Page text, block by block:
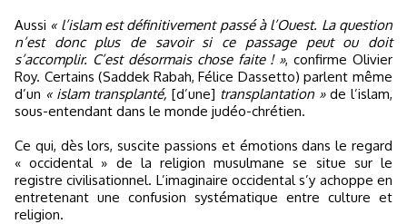
Aussi « l’islam est définitivement passé à l’Ouest. La question
n’est donc plus de savoir si ce passage peut ou doit
s’accomplir. C’est désormais chose faite ! », confirme Olivier
Roy. Certains (Saddek Rabah, Félice Dassetto) parlent même
d’un « islam transplanté, [d’une] transplantation »de l’islam,
sous-entendant dans le monde judéo-chrétien.
Ce qui, dès lors, suscite passions et émotions dans le regard
« occidental » de la religion musulmane se situe sur le
registre civilisationnel. L’imaginaire occidental s’y achoppe en
entretenant une confusion systématique entre culture et
religion.